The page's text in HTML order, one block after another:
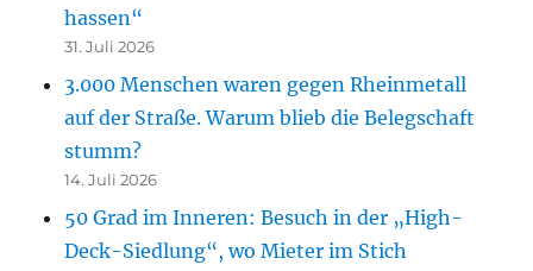
hassen“
31. Juli 2026
3.000 Menschen waren gegen Rheinmetall
auf der Straße. Warum blieb die Belegschaft
stumm?
14. Juli 2026
50 Grad im Inneren: Besuch in der „High-
Deck-Siedlung“, wo Mieter im Stich